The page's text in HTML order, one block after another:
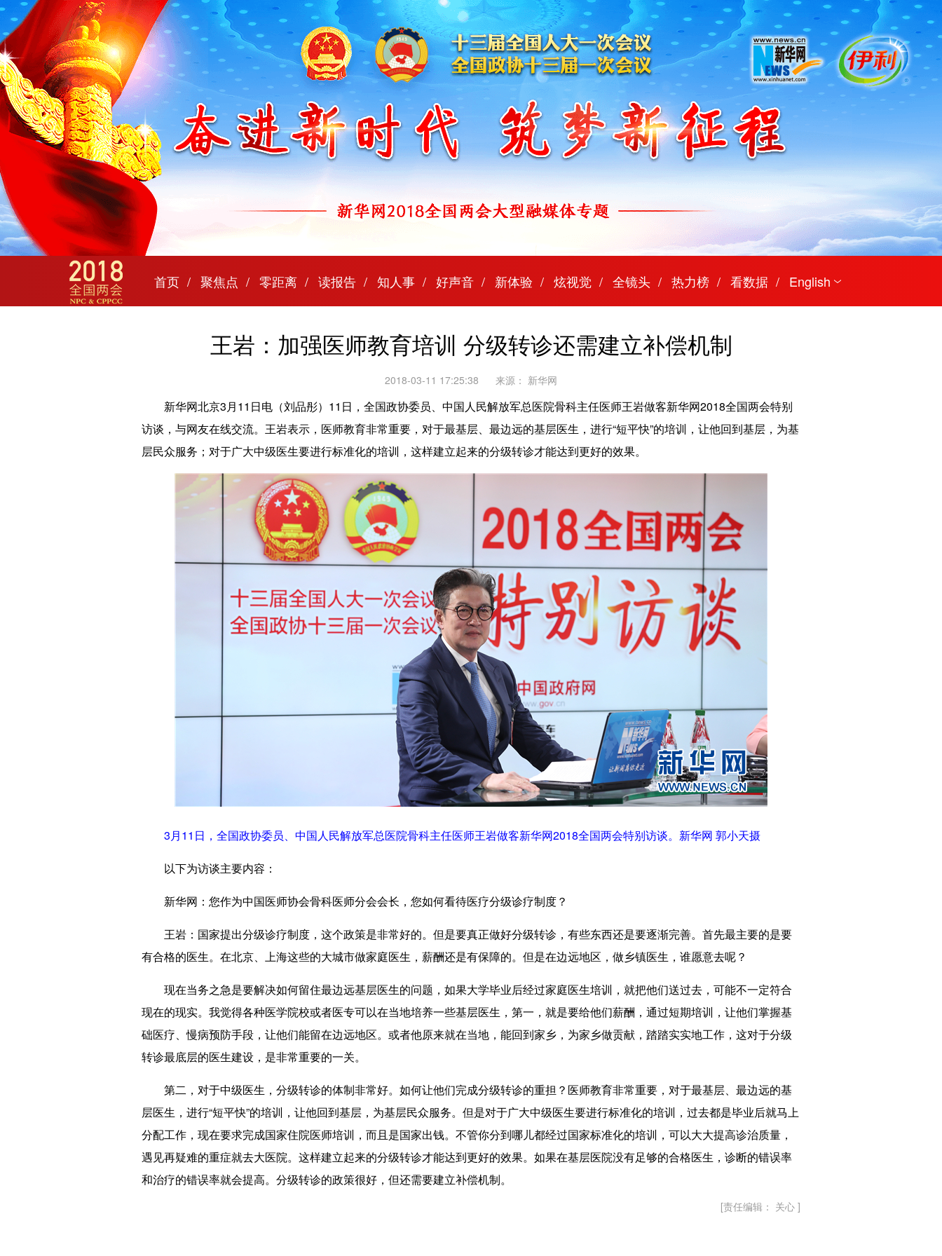
首页 聚焦点 零距离 读报告 知人事 好声音 新体验 炫视觉 全镜头 热力榜 看数据 English
日本語
한국어
王岩：加强医师教育培训 分级转诊还需建立补偿机制
2018-03-11 17:25:38 来源： 新华网
新华网北京3月11日电（刘品彤）11日，全国政协委员、中国人民解放军总医院骨科主任医师王岩做客新华网2018全国两会特别
访谈，与网友在线交流。王岩表示，医师教育非常重要，对于最基层、最边远的基层医生，进行“短平快”的培训，让他回到基层，为基
层民众服务；对于广大中级医生要进行标准化的培训，这样建立起来的分级转诊才能达到更好的效果。
3月11日，全国政协委员、中国人民解放军总医院骨科主任医师王岩做客新华网2018全国两会特别访谈。新华网 郭小天摄
以下为访谈主要内容：
新华网： 您作为中国医师协会骨科医师分会会长，您如何看待医疗分级诊疗制度？
王岩： 国家提出分级诊疗制度，这个政策是非常好的。但是要真正做好分级转诊，有些东西还是要逐渐完善。首先最主要的是要
有合格的医生。在北京、上海这些的大城市做家庭医生，薪酬还是有保障的。但是在边远地区，做乡镇医生，谁愿意去呢？
现在当务之急是要解决如何留住最边远基层医生的问题，如果大学毕业后经过家庭医生培训，就把他们送过去，可能不一定符合
现在的现实。我觉得各种医学院校或者医专可以在当地培养一些基层医生，第一，就是要给他们薪酬，通过短期培训，让他们掌握基
础医疗、慢病预防手段，让他们能留在边远地区。或者他原来就在当地，能回到家乡，为家乡做贡献，踏踏实实地工作，这对于分级
转诊最底层的医生建设，是非常重要的一关。
第二，对于中级医生，分级转诊的体制非常好。如何让他们完成分级转诊的重担？医师教育非常重要，对于最基层、最边远的基
层医生，进行“短平快”的培训，让他回到基层，为基层民众服务。但是对于广大中级医生要进行标准化的培训，过去都是毕业后就马上
分配工作，现在要求完成国家住院医师培训，而且是国家出钱。不管你分到哪儿都经过国家标准化的培训，可以大大提高诊治质量，
遇见再疑难的重症就去大医院。这样建立起来的分级转诊才能达到更好的效果。如果在基层医院没有足够的合格医生，诊断的错误率
和治疗的错误率就会提高。分级转诊的政策很好，但还需要建立补偿机制。
[责任编辑： 关心 ]